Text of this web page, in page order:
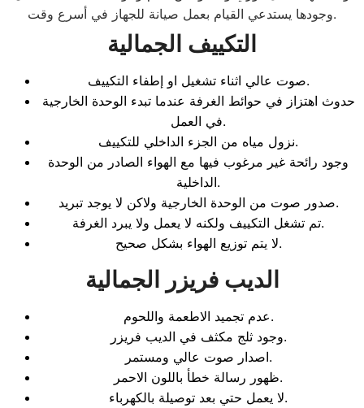
وجودها يستدعي القيام بعمل صيانة للجهاز في أسرع وقت.
التكييف الجمالية
صوت عالي اثناء تشغيل او إطفاء التكييف.
حدوث اهتزاز في حوائط الغرفة عندما تبدء الوحدة الخارجية
في العمل.
نزول مياه من الجزء الداخلي للتكييف.
وجود رائحة غير مرغوب فيها مع الهواء الصادر من الوحدة
الداخلية.
صدور صوت من الوحدة الخارجية ولاكن لا يوجد تبريد.
تم تشغل التكييف ولكنه لا يعمل ولا يبرد الغرفة.
لا يتم توزيع الهواء بشكل صحيح.
الديب فريزر الجمالية
عدم تجميد الاطعمة واللحوم.
وجود ثلج مكثف في الديب فريزر.
اصدار صوت عالي ومستمر.
ظهور رسالة خطأ باللون الاحمر.
لا يعمل حتي بعد توصيلة بالكهرباء.